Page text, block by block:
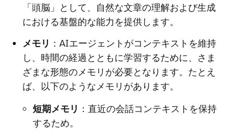
「頭脳」として、自然な文章の理解および生成
における基盤的な能力を提供します。
メモリ ：AIエージェントがコンテキストを維持
し、時間の経過とともに学習するために、さま
ざまな形態のメモリが必要となります。たとえ
ば、以下のようなメモリがあります。
短期メモリ ：直近の会話コンテキストを保持
するため。